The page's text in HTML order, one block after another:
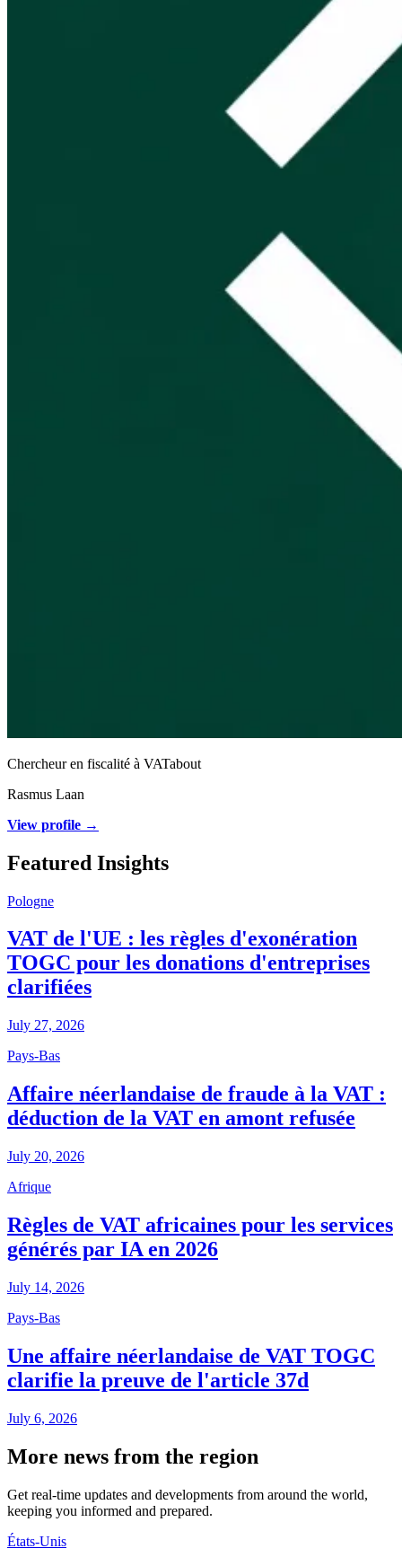
Chercheur en fiscalité à VATabout
Rasmus Laan
View profile →
Featured Insights
Pologne
VAT de l'UE : les règles d'exonération
TOGC pour les donations d'entreprises
clarifiées
July 27, 2026
Pays-Bas
Affaire néerlandaise de fraude à la VAT :
déduction de la VAT en amont refusée
July 20, 2026
Afrique
Règles de VAT africaines pour les services
générés par IA en 2026
July 14, 2026
Pays-Bas
Une affaire néerlandaise de VAT TOGC
clarifie la preuve de l'article 37d
July 6, 2026
More news from the region
Get real-time updates and developments from around the world,
keeping you informed and prepared.
États-Unis